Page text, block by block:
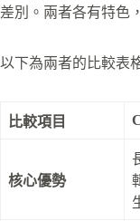
差別。兩者各有特色
以下為兩者的比較表
比較項目
核心優勢